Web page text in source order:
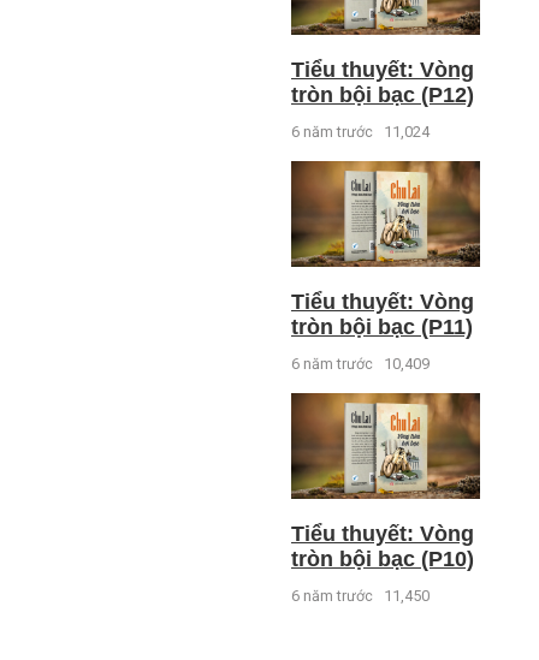
Tiểu thuyết: Vòng
tròn bội bạc (P12)
6 năm trước 11,024
Tiểu thuyết: Vòng
tròn bội bạc (P11)
6 năm trước 10,409
Tiểu thuyết: Vòng
tròn bội bạc (P10)
6 năm trước 11,450